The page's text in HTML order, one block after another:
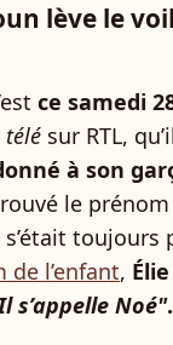
lève le
ce samedi
sur RTL,
à son
le prénom
toujours
de l’enfant,
s’appelle Noé".